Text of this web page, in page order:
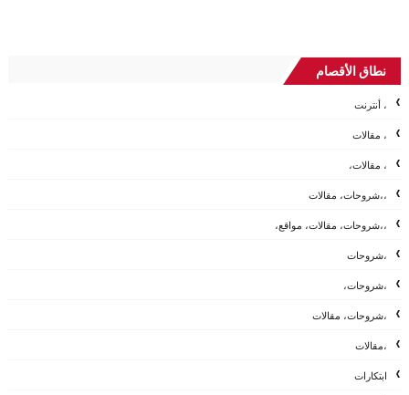
نطاق الأقصام
، أنترنت
، مقالات
، مقالات،
،،شروحات، مقالات
،،شروحات، مقالات، مواقع،
،شروحات
،شروحات،
،شروحات، مقالات
،مقالات
ابتكارات